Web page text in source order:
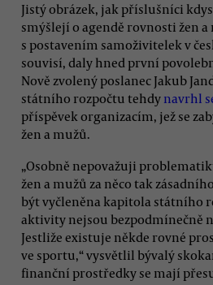
Jistý obrázek, jak příslušníci
smýšlejí o agendě rovnosti žen
s postavením samoživitelek v
souvisí, daly hned první
Nově zvolený poslanec Jakub
státního rozpočtu tehdy navrhl
příspěvek organizacím, jež se
žen a mužů.
„Osobně nepovažuji
žen a mužů za něco tak
být vyčleněna kapitola státního
aktivity nejsou bezpodmínečně
Jestliže existuje někde rovné
ve sportu,“ vysvětlil bývalý
finanční prostředky se mají